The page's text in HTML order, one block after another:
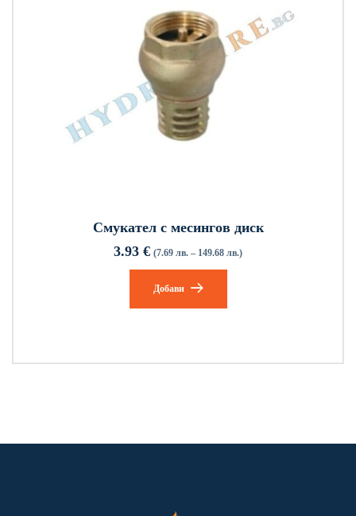
Смукател с месингов диск
3.93 € (7.69 лв. – 149.68 лв.)
Добави